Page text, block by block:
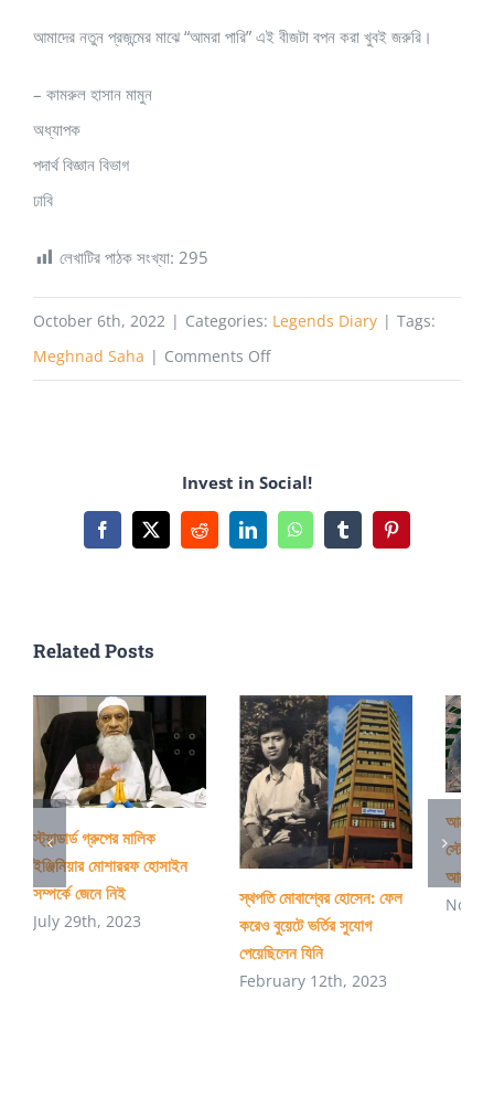
আমাদের নতুন প্রজন্মের মাঝে “আমরা পারি” এই বীজটা বপন করা খুবই জরুরি।
– কামরুল হাসান মামুন
অধ্যাপক
পদার্থ বিজ্ঞান বিভাগ
ঢাবি
লেখাটির পাঠক সংখ্যা: 295
October 6th, 2022 | Categories: Legends Diary | Tags:
Meghnad Saha | Comments Offon
আজ
Invest in Social!
Facebook
X RedditLinkedInWhatsAppTumblrPinterest
Related Posts
স্ট্যান্ডার্ড গ্রুপের মালিক
ইঞ্জিনিয়ার মোশাররফ হোসাইন
সম্পর্কে জেনে নিই
July 29th, 2023
স্থপতি মোবাশ্বের হোসেন: ফেল
করেও বুয়েটে ভর্তির সুযোগ
পেয়েছিলেন যিনি
February 12th, 2023
আরো